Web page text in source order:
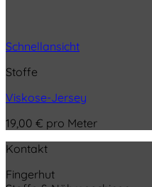
Schnellansicht
Stoffe
Viskose-Jersey
19,00 € pro Meter
Kontakt
Fingerhut